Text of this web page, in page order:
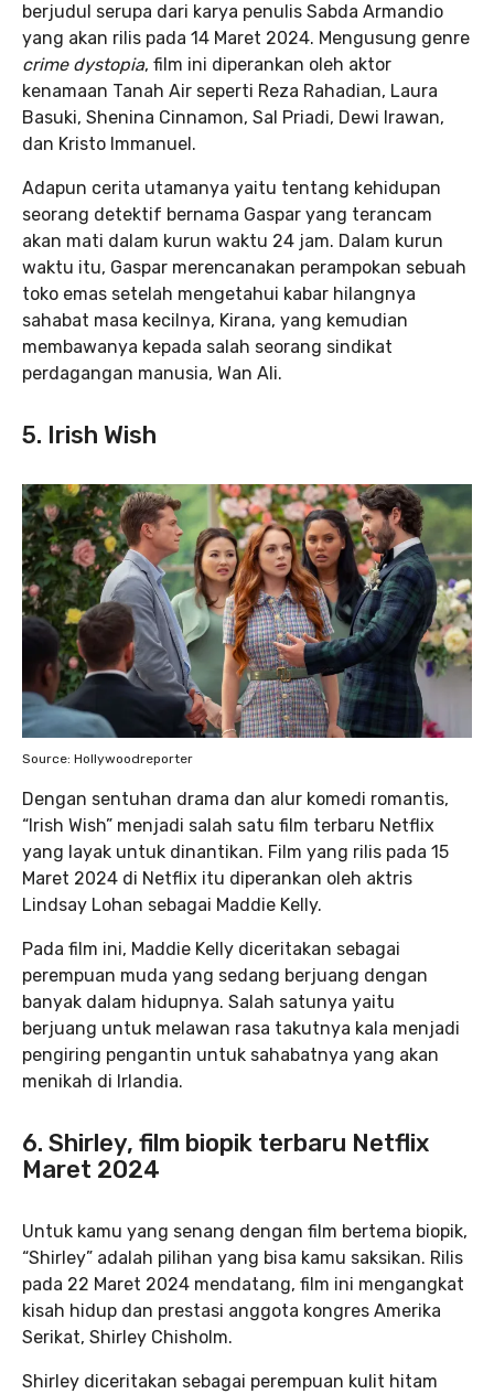
berjudul serupa dari karya penulis Sabda Armandio
yang akan rilis pada 14 Maret 2024. Mengusung genre
crime dystopia, film ini diperankan oleh aktor
kenamaan Tanah Air seperti Reza Rahadian, Laura
Basuki, Shenina Cinnamon, Sal Priadi, Dewi Irawan,
dan Kristo Immanuel.
Adapun cerita utamanya yaitu tentang kehidupan
seorang detektif bernama Gaspar yang terancam
akan mati dalam kurun waktu 24 jam. Dalam kurun
waktu itu, Gaspar merencanakan perampokan sebuah
toko emas setelah mengetahui kabar hilangnya
sahabat masa kecilnya, Kirana, yang kemudian
membawanya kepada salah seorang sindikat
perdagangan manusia, Wan Ali.
5. Irish Wish
Source: Hollywoodreporter
Dengan sentuhan drama dan alur komedi romantis,
“Irish Wish” menjadi salah satu film terbaru Netflix
yang layak untuk dinantikan. Film yang rilis pada 15
Maret 2024 di Netflix itu diperankan oleh aktris
Lindsay Lohan sebagai Maddie Kelly.
Pada film ini, Maddie Kelly diceritakan sebagai
perempuan muda yang sedang berjuang dengan
banyak dalam hidupnya. Salah satunya yaitu
berjuang untuk melawan rasa takutnya kala menjadi
pengiring pengantin untuk sahabatnya yang akan
menikah di Irlandia.
6. Shirley, film biopik terbaru Netflix
Maret 2024
Untuk kamu yang senang dengan film bertema biopik,
“Shirley” adalah pilihan yang bisa kamu saksikan. Rilis
pada 22 Maret 2024 mendatang, film ini mengangkat
kisah hidup dan prestasi anggota kongres Amerika
Serikat, Shirley Chisholm.
Shirley diceritakan sebagai perempuan kulit hitam